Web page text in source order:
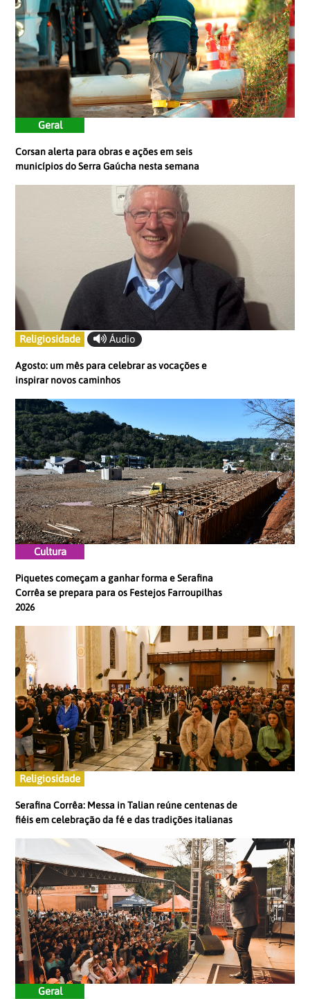
Geral
Corsan alerta para obras e ações em seis
municípios do Serra Gaúcha nesta semana
Religiosidade Áudio
Agosto: um mês para celebrar as vocações e
inspirar novos caminhos
Cultura
Piquetes começam a ganhar forma e Serafina
Corrêa se prepara para os Festejos Farroupilhas
2026
Religiosidade
Serafina Corrêa: Messa in Talian reúne centenas de
fiéis em celebração da fé e das tradições italianas
Geral